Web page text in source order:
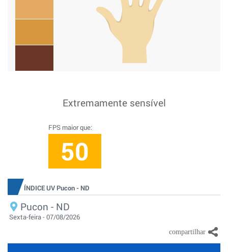
Extremamente sensível
FPS maior que:
50
ÍNDICE UV Pucon - ND
Pucon - ND
Sexta-feira - 07/08/2026